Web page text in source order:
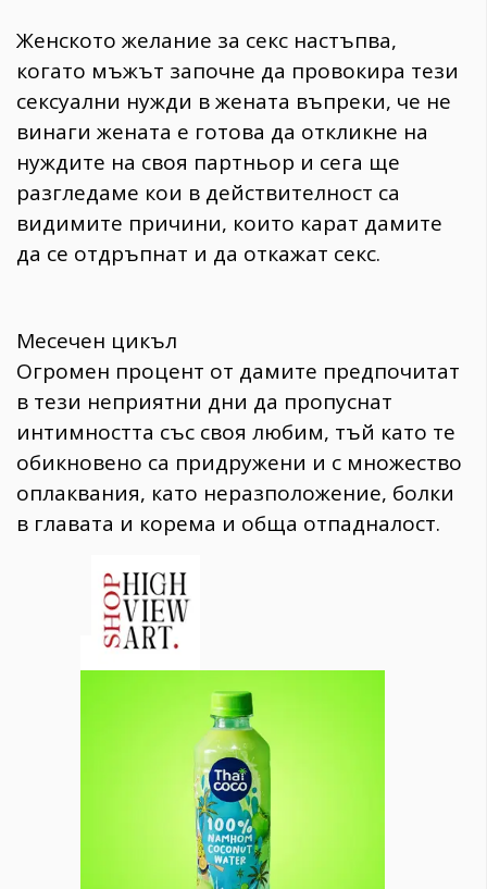
Женското желание за секс настъпва,
когато мъжът започне да провокира тези
сексуални нужди в жената въпреки, че не
винаги жената е готова да откликне на
нуждите на своя партньор и сега ще
разгледаме кои в действителност са
видимите причини, които карат дамите
да се отдръпнат и да откажат секс.
Месечен цикъл
Огромен процент от дамите предпочитат
в тези неприятни дни да пропуснат
интимността със своя любим, тъй като те
обикновено са придружени и с множество
оплаквания, като неразположение, болки
в главата и корема и обща отпадналост.